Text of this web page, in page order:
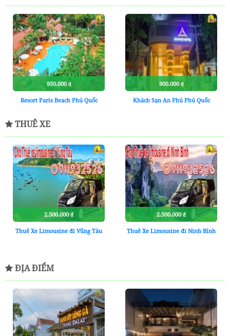
950.000 đ
Resort Paris Beach Phú Quốc
900.000 đ
Khách Sạn An Phú Phú Quốc
THUÊ XE
2.500.000đ
Thuê Xe Limousine đi Vũng Tàu
2.500.000đ
Thuê Xe Limousine đi Ninh Bình
ĐỊA ĐIỂM